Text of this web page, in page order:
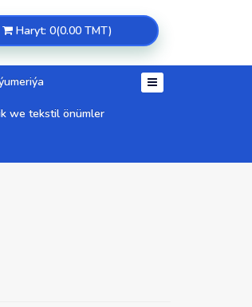
Haryt: 0(0.00 TMT)
we tekstil önümler